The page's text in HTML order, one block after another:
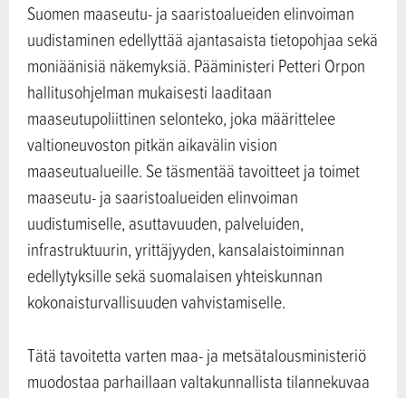
Suomen maaseutu- ja saaristoalueiden elinvoiman
uudistaminen edellyttää ajantasaista tietopohjaa sekä
moniäänisiä näkemyksiä. Pääministeri Petteri Orpon
hallitusohjelman mukaisesti laaditaan
maaseutupoliittinen selonteko, joka määrittelee
valtioneuvoston pitkän aikavälin vision
maaseutualueille. Se täsmentää tavoitteet ja toimet
maaseutu- ja saaristoalueiden elinvoiman
uudistumiselle, asuttavuuden, palveluiden,
infrastruktuurin, yrittäjyyden, kansalaistoiminnan
edellytyksille sekä suomalaisen yhteiskunnan
kokonaisturvallisuuden vahvistamiselle.
Tätä tavoitetta varten maa- ja metsätalousministeriö
muodostaa parhaillaan valtakunnallista tilannekuvaa